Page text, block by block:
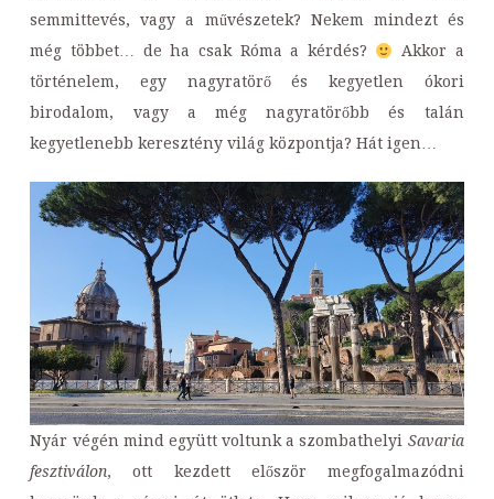
semmittevés, vagy a művészetek? Nekem mindezt és
még többet… de ha csak Róma a kérdés?
Akkor a
történelem, egy nagyratörő és kegyetlen ókori
birodalom, vagy a még nagyratörőbb és talán
kegyetlenebb keresztény világ központja? Hát igen…
Nyár végén mind együtt voltunk a szombathelyi Savaria
fesztiválon, ott kezdett először megfogalmazódni